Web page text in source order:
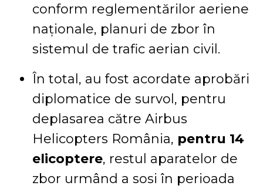
conform reglementărilor aeriene
naționale, planuri de zbor în
sistemul de trafic aerian civil.
În total, au fost acordate aprobări
diplomatice de survol, pentru
deplasarea către Airbus
Helicopters România, pentru 14
elicoptere, restul aparatelor de
zbor urmând a sosi în perioada